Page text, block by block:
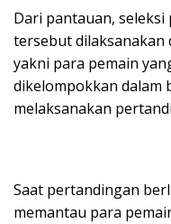
Dari pantauan, seleksi
tersebut dilaksanakan
yakni para pemain
dikelompokkan dalam
melaksanakan
Saat pertandingan
memantau para